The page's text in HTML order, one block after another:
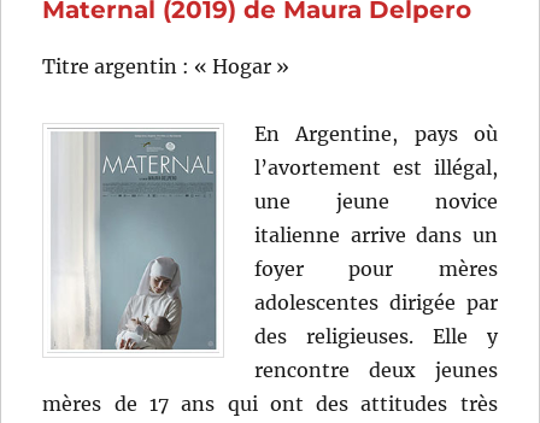
Maternal (2019) de Maura Delpero
Titre argentin : « Hogar »
En Argentine, pays où
l’avortement est illégal,
une jeune novice
italienne arrive dans un
foyer pour mères
adolescentes dirigée par
des religieuses. Elle y
rencontre deux jeunes
mères de 17 ans qui ont des attitudes très